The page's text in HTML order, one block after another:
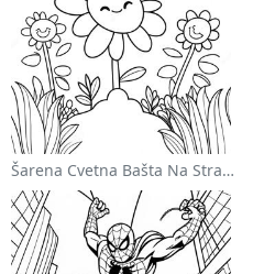
Šarena Cvetna Bašta Na Stranici Za Bojanje